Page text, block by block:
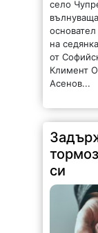
си
175 |
Гневен
живее. По
дирекция